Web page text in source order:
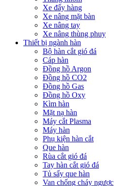
Xe đẩy hàng
Xe nâng mặt bàn
Xe nâng tay
Xe nâng thùng phuy
Thiết bị ngành hàn
Bộ hàn cắt gió đá
Cáp hàn
Đồng hồ Argon
Đồng hồ CO2
Đồng hồ Gas
Đồng hồ Oxy
Kìm hàn
Mặt nạ hàn
Máy cắt Plasma
Máy hàn
Phụ kiện hàn cắt
Que hàn
Rùa cắt gió đá
Tay hàn cắt gió đá
Tủ sấy que hàn
Van chống cháy ngược